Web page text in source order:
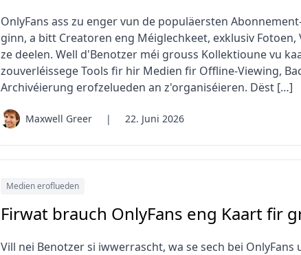
OnlyFans ass zu enger vun de populäersten
ginn, a bitt Creatoren eng Méiglechkeet, exklusiv
ze deelen. Well d'Benotzer méi grouss Kollektioune vu
zouverléissege Tools fir hir Medien fir Offline-Viewing,
Archivéierung erofzelueden an z'organiséieren. Dëst […]
Maxwell Greer | 22. Juni 2026
Medien eroflueden
Firwat brauch OnlyFans eng Kaart fir
Vill nei Benotzer si iwwerrascht, wa se sech bei